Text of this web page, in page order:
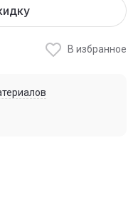
В избранное